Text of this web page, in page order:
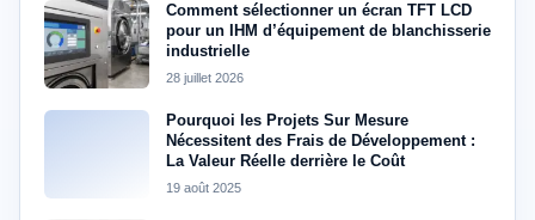
Comment sélectionner un écran TFT LCD
pour un IHM d’équipement de blanchisserie
industrielle
28 juillet 2026
Pourquoi les Projets Sur Mesure
Nécessitent des Frais de Développement :
La Valeur Réelle derrière le Coût
19 août 2025